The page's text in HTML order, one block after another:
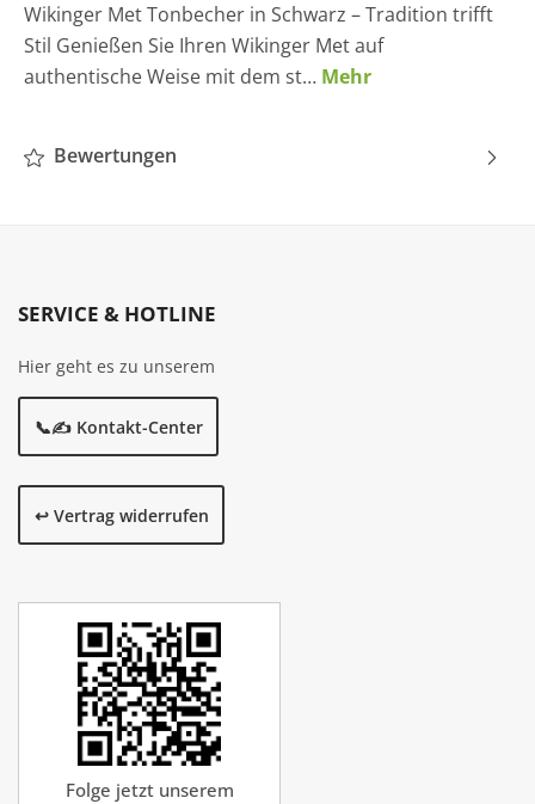
Wikinger Met Tonbecher in Schwarz – Tradition trifft
Stil Genießen Sie Ihren Wikinger Met auf
authentische Weise mit dem st… Mehr
Bewertungen
SERVICE & HOTLINE
Hier geht es zu unserem
📞✍️ Kontakt-Center
↩️ Vertrag widerrufen
Folge jetzt unserem